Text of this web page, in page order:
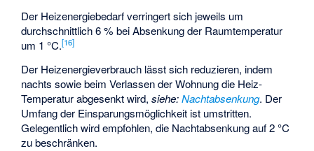
Der Heizenergiebedarf verringert sich jeweils um
durchschnittlich 6 % bei Absenkung der Raumtemperatur
um 1 °C.[16]
Der Heizenergieverbrauch lässt sich reduzieren, indem
nachts sowie beim Verlassen der Wohnung die Heiz-
Temperatur abgesenkt wird,siehe:Nachtabsenkung. Der
Umfang der Einsparungsmöglichkeit ist umstritten.
Gelegentlich wird empfohlen, die Nachtabsenkung auf 2 °C
zu beschränken.